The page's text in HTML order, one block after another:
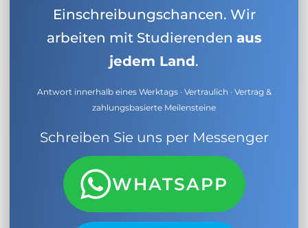
Einschreibungschancen. Wir
arbeiten mit Studierenden aus
jedem Land.
Antwort innerhalb eines Werktags · Vertraulich · Vertrag &
zahlungsbasierte Meilensteine
Schreiben Sie uns per Messenger
WHATSAPP